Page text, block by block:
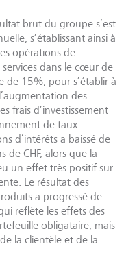
brut du groupe s’est
s’établissant ainsi à
opérations de
dans le cœur de
de 15%, pour s’établir à
des
frais d’investissement
de taux
d’intérêts a baissé de
CHF, alors que la
un effet très positif sur
Le résultat des
a progressé de
reflète les effets des
obligataire, mais
la clientèle et de la